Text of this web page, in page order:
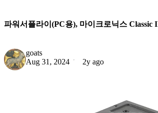
파워서플라이(PC용), 마이크로닉스 Classic
goats
Aug 31, 2024
2y ago